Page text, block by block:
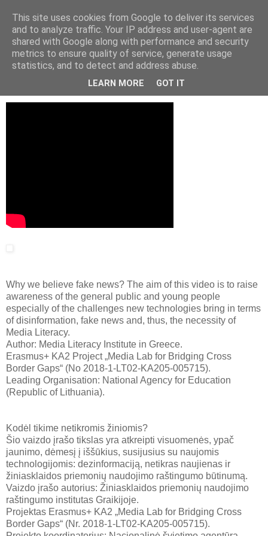
2020 m. kovo 10 d., antradienis
Why we believe fake news?
Why we believe fake news? The aim of this video is to raise
awareness of the general public and young people
especially of the challenges new technologies bring in terms
of disinformation, fake news and, thus, the necessity of
Media Literacy.
Author: Media Literacy Institute in Greece.
Erasmus+ KA2 Project „Media Lab for Bridging Cross
Border Gaps“ (No 2018-1-LT02-KA205-005715).
Leading Organisation: National Agency for Education
(Republic of Lithuania).
Kodėl tikime netikromis žiniomis?
Šio vaizdo įrašo tikslas yra atkreipti visuomenės, ypač
jaunimo, dėmesį į iššūkius, susijusius su naujomis
technologijomis: dezinformaciją, netikras naujienas ir
žiniasklaidos priemonių naudojimo raštingumo būtinumą.
Vaizdo įrašo autorius: Žiniasklaidos priemonių naudojimo
raštingumo institutas Graikijoje.
Projektas Erasmus+ KA2 „Media Lab for Bridging Cross
Border Gaps“ (Nr. 2018-1-LT02-KA205-005715).
This site uses cookies from Google to deliver its services
and to analyze traffic. Your IP address and user-agent are
shared with Google along with performance and security
metrics to ensure quality of service, generate usage
statistics, and to detect and address abuse.
LEARN MORE GOT IT